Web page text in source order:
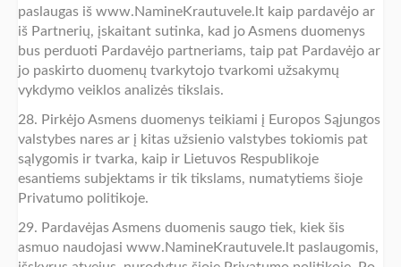
paslaugas iš www.NamineKrautuvele.lt kaip pardavėjo ar
iš Partnerių, įskaitant sutinka, kad jo Asmens duomenys
bus perduoti Pardavėjo partneriams, taip pat Pardavėjo ar
jo paskirto duomenų tvarkytojo tvarkomi užsakymų
vykdymo veiklos analizės tikslais.
28. Pirkėjo Asmens duomenys teikiami į Europos Sąjungos
valstybes nares ar į kitas užsienio valstybes tokiomis pat
sąlygomis ir tvarka, kaip ir Lietuvos Respublikoje
esantiems subjektams ir tik tikslams, numatytiems šioje
Privatumo politikoje.
29. Pardavėjas Asmens duomenis saugo tiek, kiek šis
asmuo naudojasi www.NamineKrautuvele.lt paslaugomis,